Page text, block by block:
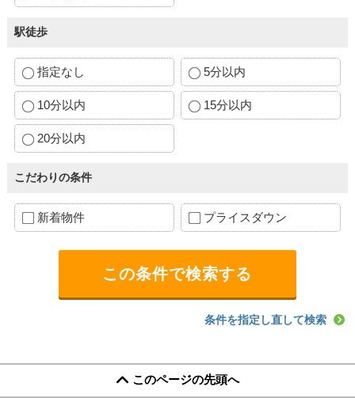
駅徒歩
指定なし 5分以内
10分以内 15分以内
20分以内
こだわりの条件
新着物件 プライスダウン
条件を指定し直して検索
このページの先頭へ